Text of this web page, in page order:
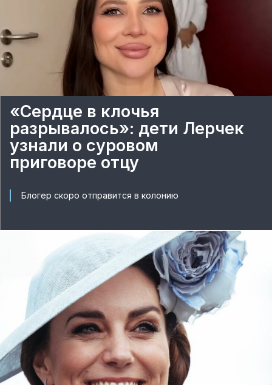
«Сердце в клочья
разрывалось»: дети Лерчек
узнали о суровом
приговоре отцу
Блогер скоро отправится в колонию